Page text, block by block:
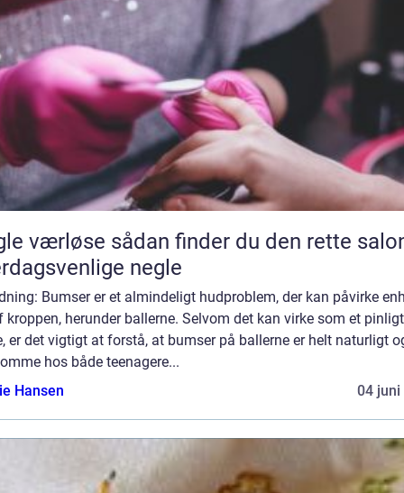
sådan finder du den rette salon til
negle
Bumser er et almindeligt hudproblem, der kan påvirke
kroppen, herunder ballerne. Selvom det kan virke som et pinligt
er det vigtigt at forstå, at bumser på ballerne er helt naturligt
hos både teenagere...
Hansen
04 juni